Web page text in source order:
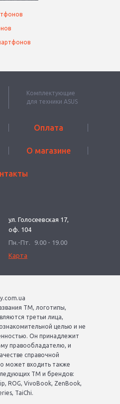
Комплектующие
для техники ASUS
Оплата
О магазине
ул. Голосеевская 17,
оф. 104
Пн.-Пт.
9.00 - 19.00
Карта
ТМ, логотипы,
третьи лица,
целью и не
Он принадлежит
правообладателю, и
справочной
может входить также
ТМ и брендов:
ROG, VivoBook, ZenBook,
TaiChi.